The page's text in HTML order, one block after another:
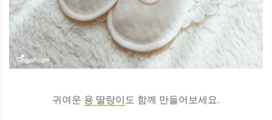
귀여운 용 딸랑이 도 함께 만들어보세요.